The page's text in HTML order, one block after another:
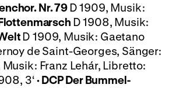
Nr. 79D 1909, Musik:
D 1908, Musik:
D 1909, Musik: Gaetano
de Saint-Georges, Sänger:
Musik: Franz Lehár, Libretto:
3‘·DCP Der Bummel-